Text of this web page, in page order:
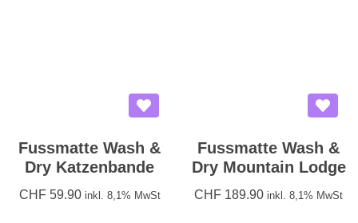
Fussmatte Wash &
Dry Katzenbande
CHF59.90 inkl. 8,1% MwSt
Fussmatte Wash &
Dry Mountain Lodge
CHF 189.90 inkl. 8,1% MwSt